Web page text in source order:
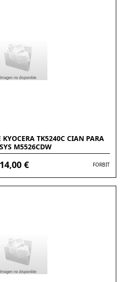
KYOCERA TK5240C CIAN PARA
M5526CDW
14,00 € FORBIT